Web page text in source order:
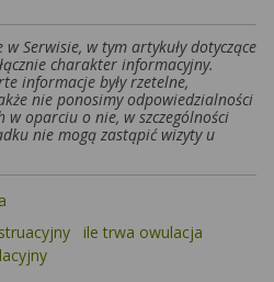
w Serwisie, w tym artykuły dotyczące
charakter informacyjny.
informacje były rzetelne,
nie ponosimy odpowiedzialności
w oparciu o nie, w szczególności
nie mogą zastąpić wizyty u
ile trwa owulacja